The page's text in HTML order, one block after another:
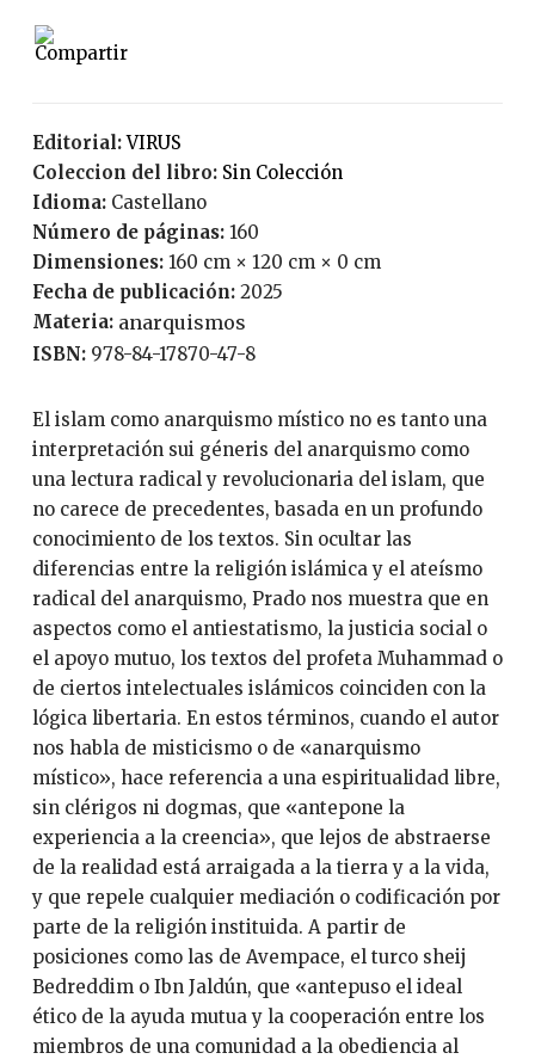
Editorial: VIRUS
Coleccion del libro:
Sin Colección
Idioma:
Castellano
Número de páginas: 160
Dimensiones: 160 cm × 120 cm × 0 cm
Fecha de publicación:
2025
Materia: anarquismos
ISBN: 978-84-17870-47-8
El islam como anarquismo místico no es tanto una
interpretación sui géneris del anarquismo como
una lectura radical y revolucionaria del islam, que
no carece de precedentes, basada en un profundo
conocimiento de los textos. Sin ocultar las
diferencias entre la religión islámica y el ateísmo
radical del anarquismo, Prado nos muestra que en
aspectos como el antiestatismo, la justicia social o
el apoyo mutuo, los textos del profeta Muhammad o
de ciertos intelectuales islámicos coinciden con la
lógica libertaria. En estos términos, cuando el autor
nos habla de misticismo o de «anarquismo
místico», hace referencia a una espiritualidad libre,
sin clérigos ni dogmas, que «antepone la
experiencia a la creencia», que lejos de abstraerse
de la realidad está arraigada a la tierra y a la vida,
y que repele cualquier mediación o codificación por
parte de la religión instituida. A partir de
posiciones como las de Avempace, el turco sheij
Bedreddim o Ibn Jaldún, que «antepuso el ideal
ético de la ayuda mutua y la cooperación entre los
miembros de una comunidad a la obediencia al